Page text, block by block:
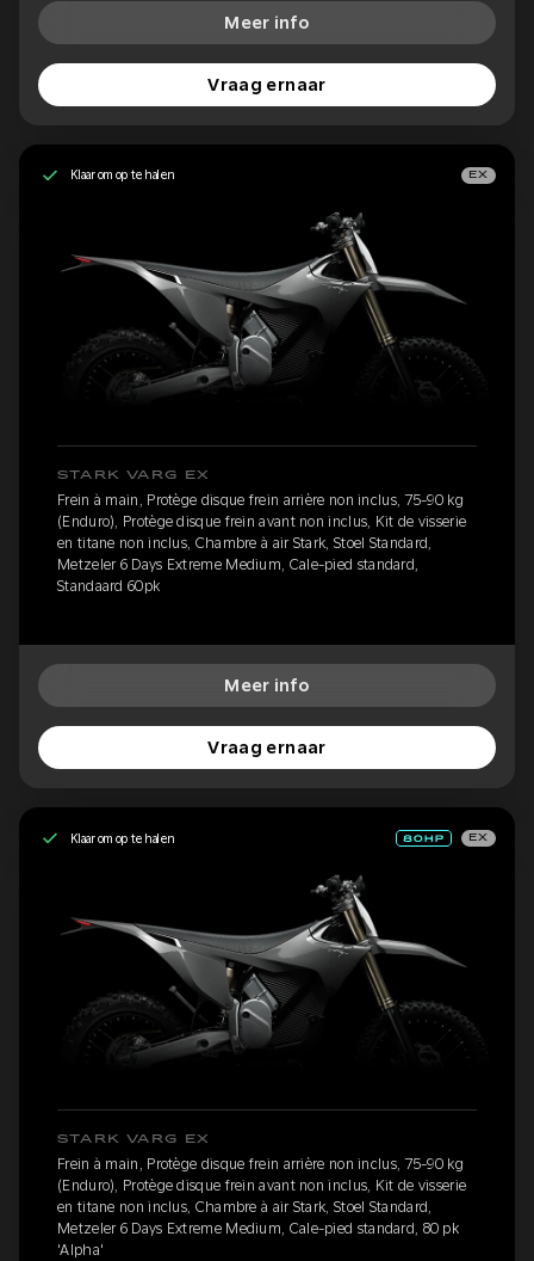
Meer info
Vraag ernaar
Klaar om op te halen EX
STARK VARG EX
Frein à main, Protège disque frein arrière non inclus, 75-90 kg
(Enduro), Protège disque frein avant non inclus, Kit de visserie
en titane non inclus, Chambre à air Stark, Stoel Standard,
Metzeler 6 Days Extreme Medium, Cale-pied standard,
Standaard 60pk
Meer info
Vraag ernaar
Klaar om op te halen EX
STARK VARG EX
Frein à main, Protège disque frein arrière non inclus, 75-90 kg
(Enduro), Protège disque frein avant non inclus, Kit de visserie
en titane non inclus, Chambre à air Stark, Stoel Standard,
Metzeler 6 Days Extreme Medium, Cale-pied standard, 80 pk
'Alpha'